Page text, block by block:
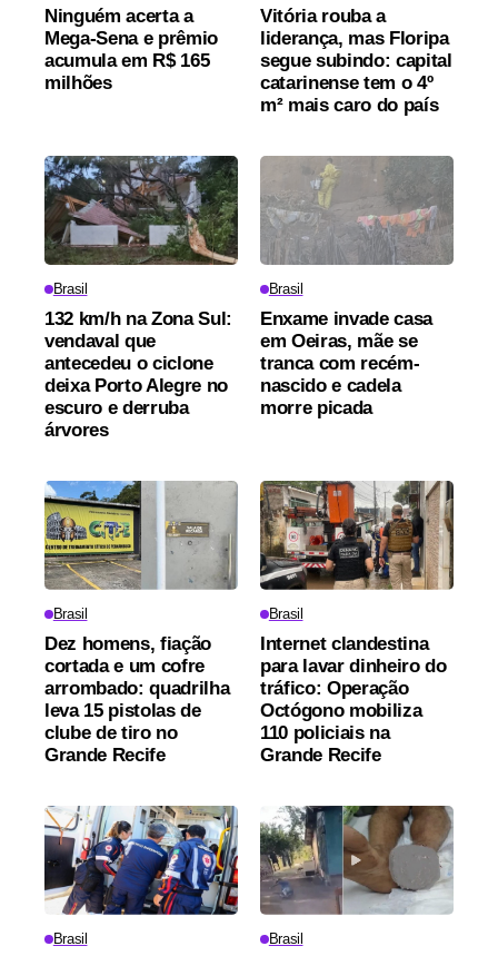
Ninguém acerta a
Mega-Sena e prêmio
acumula em R$ 165
milhões
Vitória rouba a
liderança, mas Floripa
segue subindo: capital
catarinense tem o 4º
m² mais caro do país
Brasil
132 km/h na Zona Sul:
vendaval que
antecedeu o ciclone
deixa Porto Alegre no
escuro e derruba
árvores
Brasil
Enxame invade casa
em Oeiras, mãe se
tranca com recém-
nascido e cadela
morre picada
Brasil
Dez homens, fiação
cortada e um cofre
arrombado: quadrilha
leva 15 pistolas de
clube de tiro no
Grande Recife
Brasil
Internet clandestina
para lavar dinheiro do
tráfico: Operação
Octógono mobiliza
110 policiais na
Grande Recife
Brasil Brasil